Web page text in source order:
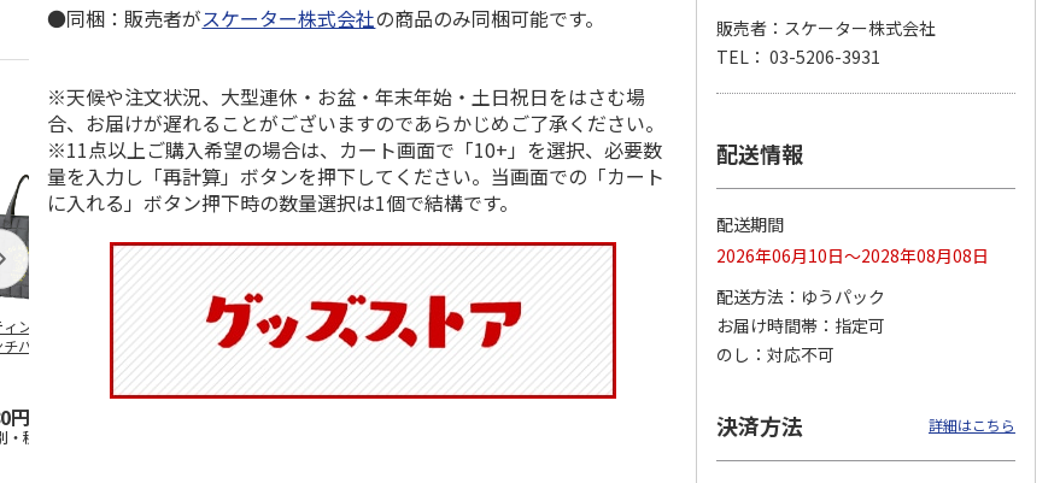
ング生地保
バッグ
円
税込)
創作提灯 ひなげし
【弔事用】
香立て square | 無為
（MUI）
保冷ポーチ付メッシ
ュランチバッグ
SNOOPY クッキー
【弔事用】
4.0
保冷ポーチ付メッシ
ュトートバッグ
PEANUTS バッジ
3,080円
(送料別・税込)
14,300円
(送料・税込)
●同梱：販売者がスケーター株式会社の商品のみ同梱可能です。
※天候や注文状況、大型連休・お盆・年末年始・土日祝日をはさむ場
合、お届けが遅れることがございますのであらかじめご了承ください。
※11点以上ご購入希望の場合は、カート画面で「10+」を選択、必要数
量を入力し「再計算」ボタンを押下してください。当画面での「カート
に入れる」ボタン押下時の数量選択は1個で結構です。
販売者：スケーター株式会社
TEL： 03-5206-3931
配送情報
配送期間
2026年06月10日～2028年08月08日
配送方法
ゆうパック
お届け時間帯
指定可
のし
対応不可
決済方法 詳細はこちら